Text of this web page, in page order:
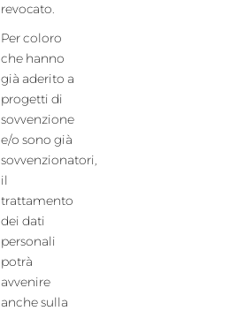
revocato.
Per coloro
che hanno
già aderito a
progetti di
sovvenzione
e/o sono già
sovvenzionatori,
il
trattamento
dei dati
personali
potrà
avvenire
anche sulla